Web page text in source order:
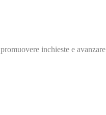
promuovere inchieste e avanzare